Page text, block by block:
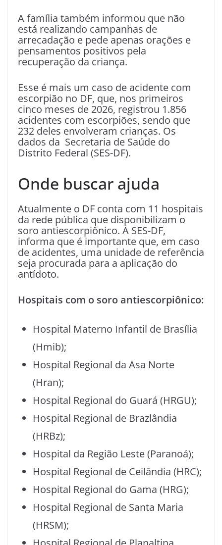
A família também informou que não
está realizando campanhas de
arrecadação e pede apenas orações e
pensamentos positivos pela
recuperação da criança.
Esse é mais um caso de acidente com
escorpião no DF, que, nos primeiros
cinco meses de 2026, registrou 1.856
acidentes com escorpiões, sendo que
232 deles envolveram crianças. Os
dados da Secretaria de Saúde do
Distrito Federal (SES-DF).
Onde buscar ajuda
Atualmente o DF conta com 11 hospitais
da rede pública que disponibilizam o
soro antiescorpiônico. A SES-DF,
informa que é importante que, em caso
de acidentes, uma unidade de referência
seja procurada para a aplicação do
antídoto.
Hospitais com o soro antiescorpiônico:
Hospital Materno Infantil de Brasília
(Hmib);
Hospital Regional da Asa Norte
(Hran);
Hospital Regional do Guará (HRGU);
Hospital Regional de Brazlândia
(HRBz);
Hospital da Região Leste (Paranoá);
Hospital Regional de Ceilândia (HRC);
Hospital Regional do Gama (HRG);
Hospital Regional de Santa Maria
(HRSM);